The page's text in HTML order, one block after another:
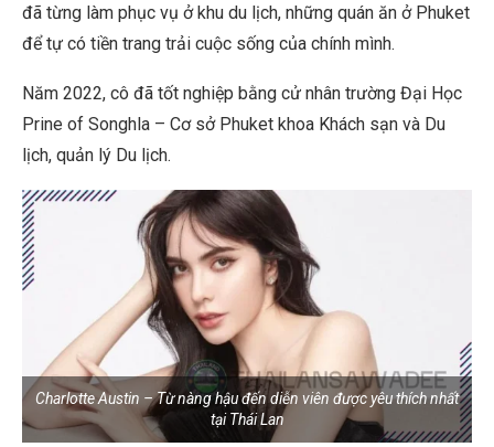
đã từng làm phục vụ ở khu du lịch, những quán ăn ở Phuket
để tự có tiền trang trải cuộc sống của chính mình.
Năm 2022, cô đã tốt nghiệp bằng cử nhân trường Đại Học
Prine of Songhla – Cơ sở Phuket khoa Khách sạn và Du
lịch, quản lý Du lịch.
Charlotte Austin – Từ nàng hậu đến diễn viên được yêu thích nhất
tại Thái Lan